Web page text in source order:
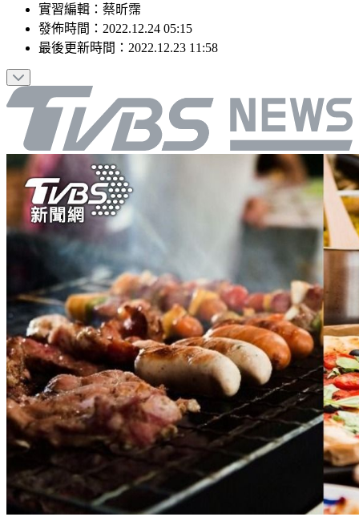
實習編輯 ： 蔡昕霈
發佈時間：2022.12.24 05:15